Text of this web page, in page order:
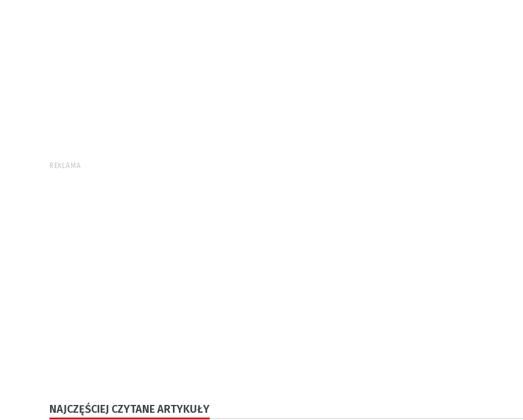
REKLAMA
NAJCZĘŚCIEJ CZYTANE ARTYKUŁY